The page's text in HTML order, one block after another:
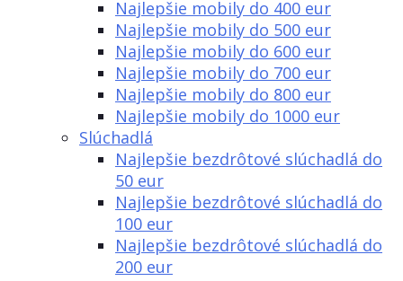
Najlepšie mobily do 400 eur
Najlepšie mobily do 500 eur
Najlepšie mobily do 600 eur
Najlepšie mobily do 700 eur
Najlepšie mobily do 800 eur
Najlepšie mobily do 1000 eur
Slúchadlá
Najlepšie bezdrôtové slúchadlá do
50 eur
Najlepšie bezdrôtové slúchadlá do
100 eur
Najlepšie bezdrôtové slúchadlá do
200 eur